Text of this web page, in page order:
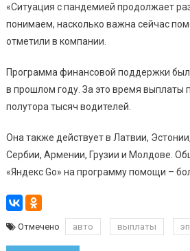
«Ситуация с пандемией продолжает
понимаем, насколько важна сейчас
отметили в компании.
Программа финансовой поддержки
в прошлом году. За это время выплаты
полутора тысяч водителей.
Она также действует в Латвии,
Сербии, Армении, Грузии и Молдове.
«Яндекс Go» на программу помощи –
Отмечено авто выплаты